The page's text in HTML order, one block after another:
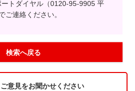
トダイヤル（0120-95-9905 平
ご連絡ください。
検索へ戻る
意見をお聞かせください